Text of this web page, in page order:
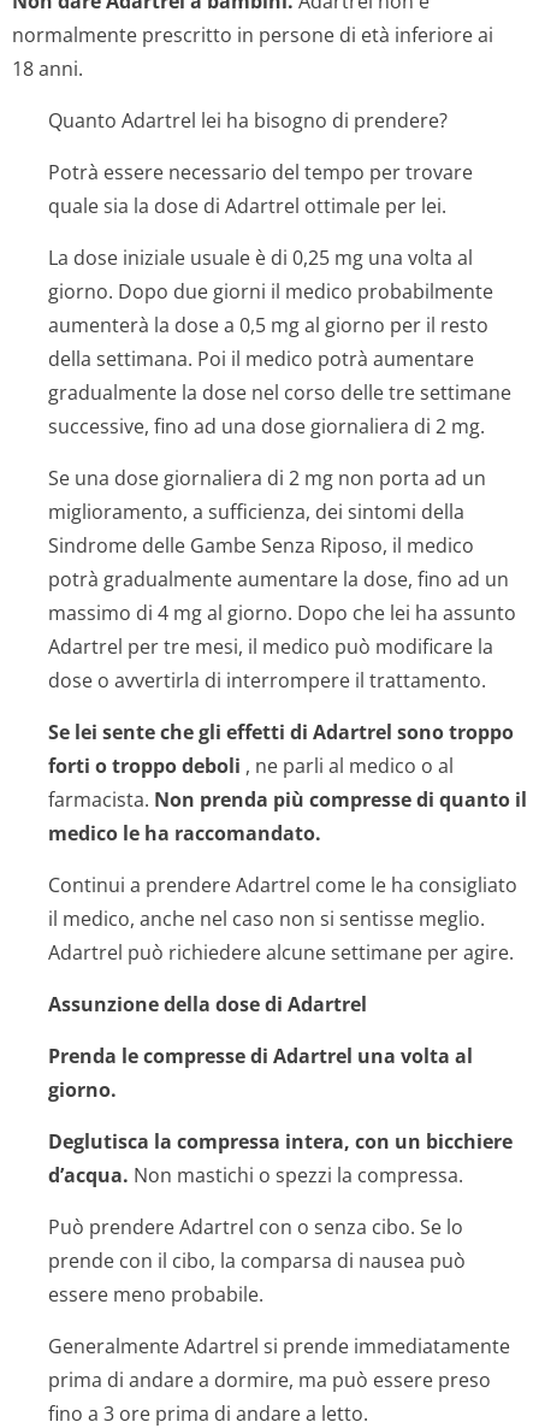
normalmente prescritto in persone di età inferiore ai
18 anni.
Quanto Adartrel lei ha bisogno di prendere?
Potrà essere necessario del tempo per trovare
quale sia la dose di Adartrel ottimale per lei.
La dose iniziale usuale è di 0,25 mg una volta al
giorno. Dopo due giorni il medico probabilmente
aumenterà la dose a 0,5 mg al giorno per il resto
della settimana. Poi il medico potrà aumentare
gradualmente la dose nel corso delle tre settimane
successive, fino ad una dose giornaliera di 2 mg.
Se una dose giornaliera di 2 mg non porta ad un
miglioramento, a sufficienza, dei sintomi della
Sindrome delle Gambe Senza Riposo, il medico
potrà gradualmente aumentare la dose, fino ad un
massimo di 4 mg al giorno. Dopo che lei ha assunto
Adartrel per tre mesi, il medico può modificare la
dose o avvertirla di interrompere il trattamento.
Se lei sente che gli effetti di Adartrel sono troppo
forti o troppo deboli , ne parli al medico o al
farmacista. Non prenda più compresse di quanto il
medico le ha raccomandato.
Continui a prendere Adartrel come le ha consigliato
il medico, anche nel caso non si sentisse meglio.
Adartrel può richiedere alcune settimane per agire.
Assunzione della dose di Adartrel
Prenda le compresse di Adartrel una volta al
giorno.
Deglutisca la compressa intera, con un bicchiere
d’acqua. Non mastichi o spezzi la compressa.
Può prendere Adartrel con o senza cibo. Se lo
prende con il cibo, la comparsa di nausea può
essere meno probabile.
Generalmente Adartrel si prende immediatamente
prima di andare a dormire, ma può essere preso
fino a 3 ore prima di andare a letto.